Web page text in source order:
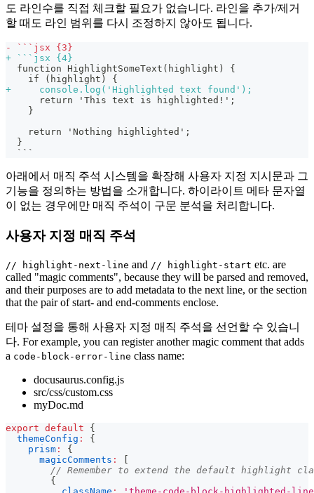
도 라인수를 직접 체크할 필요가 없습니다. 라인을 추가/제거
할 때도 라인 범위를 다시 조정하지 않아도 됩니다.
-
```jsx {3}
+ ```jsx {4}
function HighlightSomeText(highlight) {
   if (highlight) {
+
     console.log('Highlighted text found');
     return 'This text is highlighted!';
   }
   return 'Nothing highlighted';
}
```
아래에서 매직 주석 시스템을 확장해 사용자 지정 지시문과 그
기능을 정의하는 방법을 소개합니다. 하이라이트 메타 문자열
이 없는 경우에만 매직 주석이 구문 분석을 처리합니다.
사용자 지정 매직 주석
// highlight-next-line and // highlight-start etc. are
called "magic comments", because they will be parsed and removed,
and their purposes are to add metadata to the next line, or the section
that the pair of start- and end-comments enclose.
테마 설정을 통해 사용자 지정 매직 주석을 선언할 수 있습니
다. For example, you can register another magic comment that adds
a code-block-error-line class name:
docusaurus.config.js
src/css/custom.css
myDoc.md
export default
{
themeConfig :
{
prism :
{
magicComments :
[
// Remember to extend the default highlight
{